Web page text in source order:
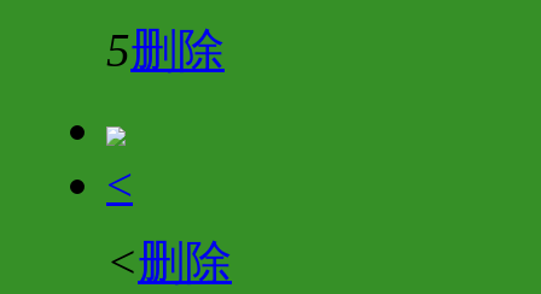
5删除
<
<删除